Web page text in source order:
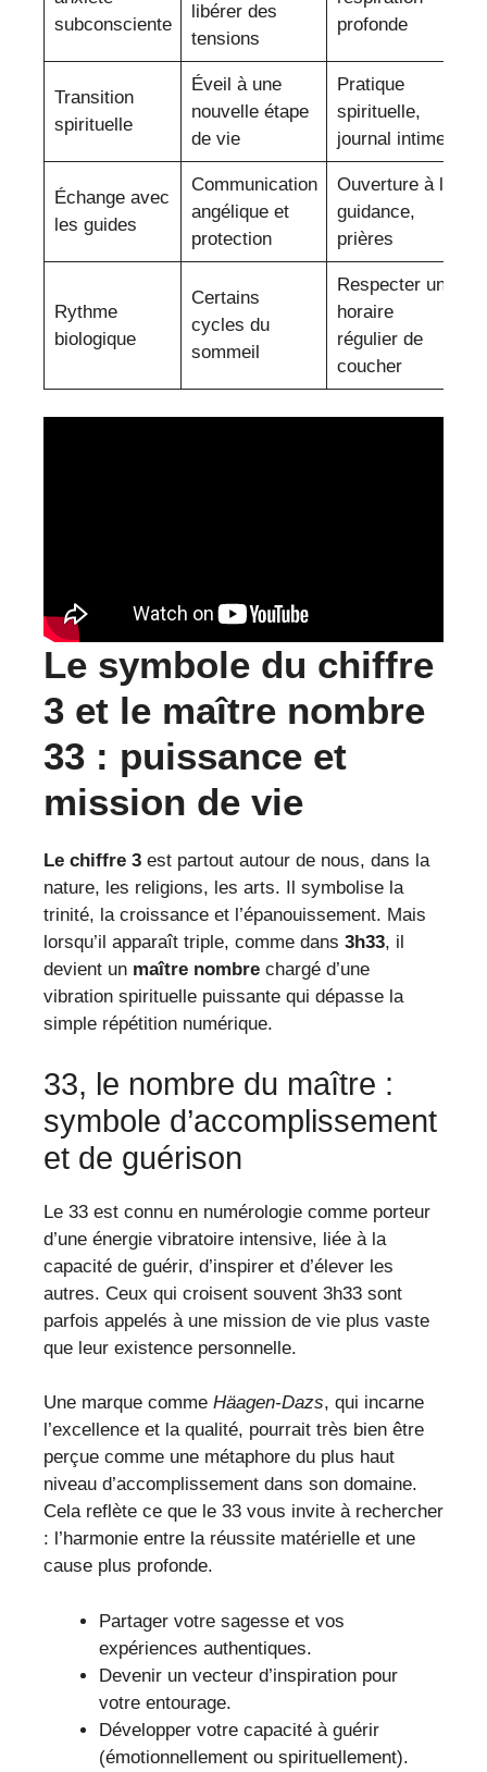
subconsciente
libérer des
tensions
profonde
Transition
spirituelle
Éveil à une
nouvelle étape
de vie
Pratique
spirituelle,
journal intime
Échange avec
les guides
Communication
angélique et
protection
Ouverture à la
guidance,
prières
Rythme
biologique
Certains
cycles du
sommeil
Respecter un
horaire
régulier de
coucher
Le symbole du chiffre
3 et le maître nombre
33 : puissance et
mission de vie
Le chiffre 3 est partout autour de nous, dans la
nature, les religions, les arts. Il symbolise la
trinité, la croissance et l’épanouissement. Mais
lorsqu’il apparaît triple, comme dans 3h33, il
devient un maître nombre chargé d’une
vibration spirituelle puissante qui dépasse la
simple répétition numérique.
33, le nombre du maître :
symbole d’accomplissement
et de guérison
Le 33 est connu en numérologie comme porteur
d’une énergie vibratoire intensive, liée à la
capacité de guérir, d’inspirer et d’élever les
autres. Ceux qui croisent souvent 3h33 sont
parfois appelés à une mission de vie plus vaste
que leur existence personnelle.
Une marque comme Häagen-Dazs, qui incarne
l’excellence et la qualité, pourrait très bien être
perçue comme une métaphore du plus haut
niveau d’accomplissement dans son domaine.
Cela reflète ce que le 33 vous invite à rechercher
: l’harmonie entre la réussite matérielle et une
cause plus profonde.
Partager votre sagesse et vos
expériences authentiques.
Devenir un vecteur d’inspiration pour
votre entourage.
Développer votre capacité à guérir
(émotionnellement ou spirituellement).